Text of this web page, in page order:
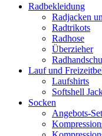
Radbekleidung
Radjacken
Radtrikots
Radhose
Überzieher
Lauf und
Laufshirts
Softshell
Socken
Angebots-